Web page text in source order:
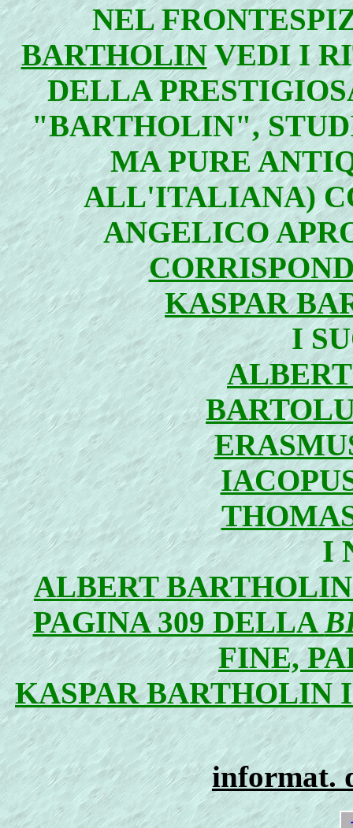
NEL
BARTHOLINVEDI I
DELLA
"BARTHOLIN",
MA PURE
ALL'ITALIANA)
ANGELICO
KASPAR
I
I
ALBERT
PAGINA 309 DELLA
FINE,
KASPAR BARTHOLIN
informat.